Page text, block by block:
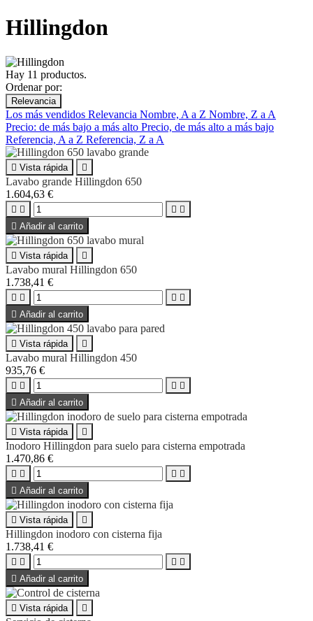
Hillingdon
Hay 11 productos.
Ordenar por:
Relevancia
Los más vendidos Relevancia Nombre, A a Z Nombre, Z a A
Precio: de más bajo a más alto Precio, de más alto a más bajo
Referencia, A a Z Referencia, Z a A
 Vista rápida 
Lavabo grande Hillingdon 650
1.604,63 €
   
 Añadir al carrito
 Vista rápida 
Lavabo mural Hillingdon 650
1.738,41 €
   
 Añadir al carrito
 Vista rápida 
Lavabo mural Hillingdon 450
935,76 €
   
 Añadir al carrito
 Vista rápida 
Inodoro Hillingdon para suelo para cisterna empotrada
1.470,86 €
   
 Añadir al carrito
 Vista rápida 
Hillingdon inodoro con cisterna fija
1.738,41 €
   
 Añadir al carrito
 Vista rápida 